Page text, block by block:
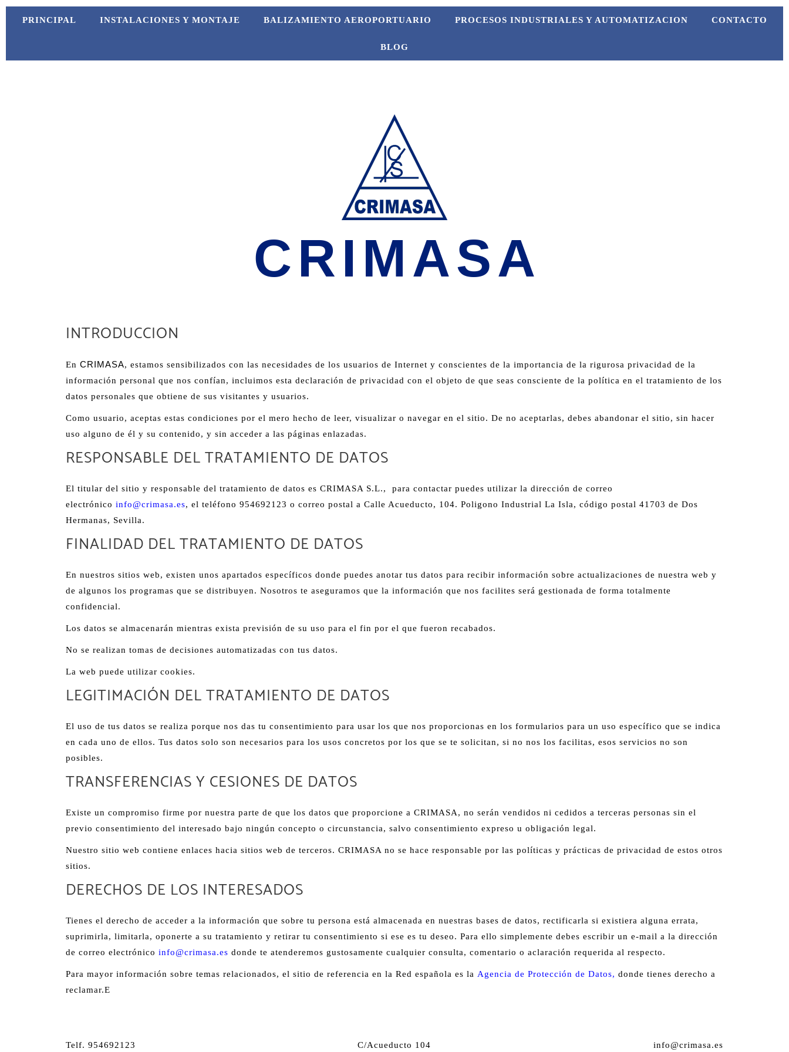
PRINCIPAL INSTALACIONES Y MONTAJE BALIZAMIENTO AEROPORTUARIO PROCESOS INDUSTRIALES Y AUTOMATIZACION CONTACTO
BLOG
CRIMASA
INTRODUCCION
En CRIMASA, estamos sensibilizados con las necesidades de los usuarios de Internet y conscientes de la importancia de la rigurosa privacidad de la
información personal que nos confían, incluimos esta declaración de privacidad con el objeto de que seas consciente de la política en el tratamiento de los
datos personales que obtiene de sus visitantes y usuarios.
Como usuario, aceptas estas condiciones por el mero hecho de leer, visualizar o navegar en el sitio. De no aceptarlas, debes abandonar el sitio, sin hacer
uso alguno de él y su contenido, y sin acceder a las páginas enlazadas.
RESPONSABLE DEL TRATAMIENTO DE DATOS
El titular del sitio y responsable del tratamiento de datos es CRIMASA S.L., para contactar puedes utilizar la dirección de correo
electrónico info@crimasa.es, el teléfono 954692123 o correo postal a Calle Acueducto, 104. Poligono Industrial La Isla, código postal 41703 de Dos
Hermanas, Sevilla.
FINALIDAD DEL TRATAMIENTO DE DATOS
En nuestros sitios web, existen unos apartados específicos donde puedes anotar tus datos para recibir información sobre actualizaciones de nuestra web y
de algunos los programas que se distribuyen. Nosotros te aseguramos que la información que nos facilites será gestionada de forma totalmente
confidencial.
Los datos se almacenarán mientras exista previsión de su uso para el fin por el que fueron recabados.
No se realizan tomas de decisiones automatizadas con tus datos.
La web puede utilizar cookies.
LEGITIMACIÓN DEL TRATAMIENTO DE DATOS
El uso de tus datos se realiza porque nos das tu consentimiento para usar los que nos proporcionas en los formularios para un uso específico que se indica
en cada uno de ellos. Tus datos solo son necesarios para los usos concretos por los que se te solicitan, si no nos los facilitas, esos servicios no son
posibles.
TRANSFERENCIAS Y CESIONES DE DATOS
Existe un compromiso firme por nuestra parte de que los datos que proporcione a CRIMASA, no serán vendidos ni cedidos a terceras personas sin el
previo consentimiento del interesado bajo ningún concepto o circunstancia, salvo consentimiento expreso u obligación legal.
Nuestro sitio web contiene enlaces hacia sitios web de terceros. CRIMASA no se hace responsable por las políticas y prácticas de privacidad de estos otros
sitios.
DERECHOS DE LOS INTERESADOS
Tienes el derecho de acceder a la información que sobre tu persona está almacenada en nuestras bases de datos, rectificarla si existiera alguna errata,
suprimirla, limitarla, oponerte a su tratamiento y retirar tu consentimiento si ese es tu deseo. Para ello simplemente debes escribir un e-mail a la dirección
de correo electrónico info@crimasa.es donde te atenderemos gustosamente cualquier consulta, comentario o aclaración requerida al respecto.
Para mayor información sobre temas relacionados, el sitio de referencia en la Red española es la Agencia de Protección de Datos, donde tienes derecho a
reclamar.E
Telf. 954692123 C/Acueducto 104 info@crimasa.es